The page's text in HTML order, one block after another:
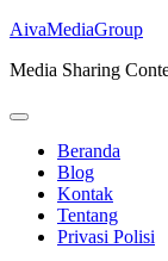
AivaMediaGroup
Media Sharing
Beranda
Blog
Kontak
Tentang
Privasi Polisi